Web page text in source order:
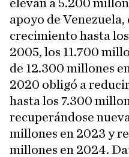
elevan a 5.200
apoyo de
crecimiento hasta
2005, los 11.700
de 12.300 millones
2020 obligó a
hasta los 7.300
recuperándose
millones en 2023 y
millones en 2024.